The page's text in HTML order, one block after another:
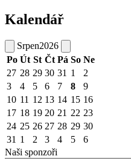
Kalendář
Srpen2026
Po Út St Čt Pá So Ne
27 28 29 30 31 1
2
3
4 5 6 7 8
9
10 11 12 13 14 15 16
17 18 19 20 21 22 23
24 25 26 27 28 29 30
31 1 2 3 4 5
6
Naši sponzoři